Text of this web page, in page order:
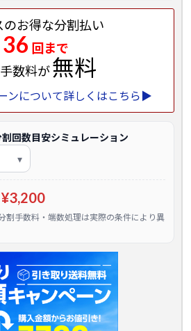
のお得な分割払い
36 回まで
数料が無料
ンについて詳しくはこちら▶
回数目安シミュレーション
¥3,200
割手数料・端数処理は実際の条件により異